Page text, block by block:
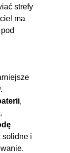
strefy
ma
.
,
,
solidne i